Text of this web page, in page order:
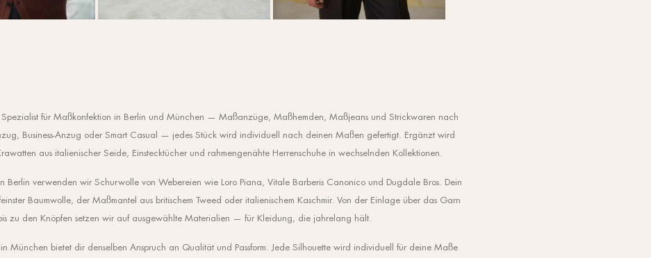
für Maßkonfektion in Berlin und München — Maßanzüge, Maßhemden, Maßjeans und Strickwaren nach
Business-Anzug oder Smart Casual — jedes Stück wird individuell nach deinen Maßen gefertigt. Ergänzt wird
aus italienischer Seide, Einstecktücher und rahmengenähte Herrenschuhe in wechselnden Kollektionen.
Berlin verwenden wir Schurwolle von Webereien wie Loro Piana, Vitale Barberis Canonico und Dugdale Bros. Dein
Baumwolle, der Maßmantel aus britischem Tweed oder italienischem Kaschmir. Von der Einlage über das Garn
zu den Knöpfen setzen wir auf ausgewählte Materialien — für Kleidung, die jahrelang hält.
München bietet dir denselben Anspruch an Qualität und Passform. Jede Silhouette wird individuell für deine Maße